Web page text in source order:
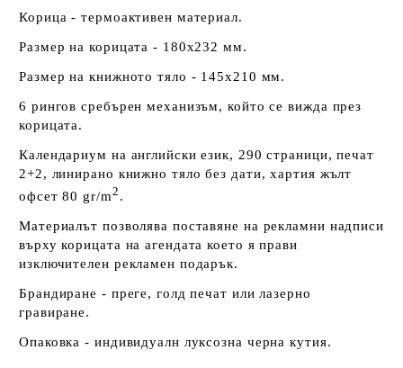
Корица - термоактивен материал.
Размер на корицата - 180х232 мм.
Размер на книжното тяло - 145х210 мм.
6 рингов сребърен механизъм, който се вижда през
корицата.
Календариум на английски език, 290 страници, печат
2+2, линирано книжно тяло без дати, хартия жълт
офсет 80 gr/m2 .
Материалът позволява поставяне на рекламни надписи
върху корицата на агендата което я прави
изключителен рекламен подарък.
Брандиране - преге, голд печат или лазерно
гравиране.
Опаковка - индивидуалн луксозна черна кутия.